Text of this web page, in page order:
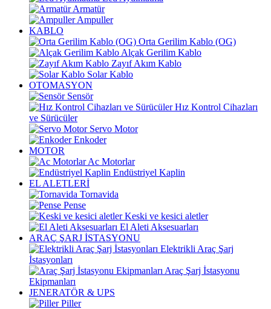
Armatür
Ampuller
KABLO
Orta Gerilim Kablo (OG)
Alçak Gerilim Kablo
Zayıf Akım Kablo
Solar Kablo
OTOMASYON
Sensör
Hız Kontrol Cihazları
ve Sürücüler
Servo Motor
Enkoder
MOTOR
Ac Motorlar
Endüstriyel Kaplin
EL ALETLERİ
Tornavida
Pense
Keski ve kesici aletler
El Aleti Aksesuarları
ARAÇ ŞARJ İSTASYONU
Elektrikli Araç Şarj
İstasyonları
Araç Şarj İstasyonu
Ekipmanları
JENERATÖR & UPS
Piller